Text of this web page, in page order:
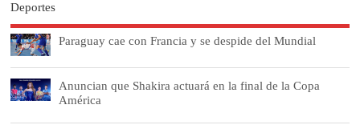
Deportes
Paraguay cae con Francia y se despide del Mundial
Anuncian que Shakira actuará en la final de la Copa
América